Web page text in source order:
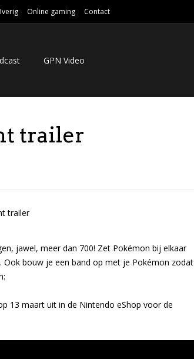
Online gaming Contact
GPN Video
trailer
jawel, meer dan 700! Zet Pokémon bij elkaar
Ook bouw je een band op met je Pokémon zodat
13 maart uit in de Nintendo eShop voor de